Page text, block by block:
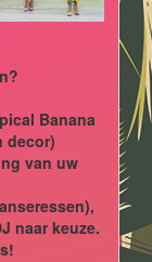
Banana
decor)
van uw
naar keuze.